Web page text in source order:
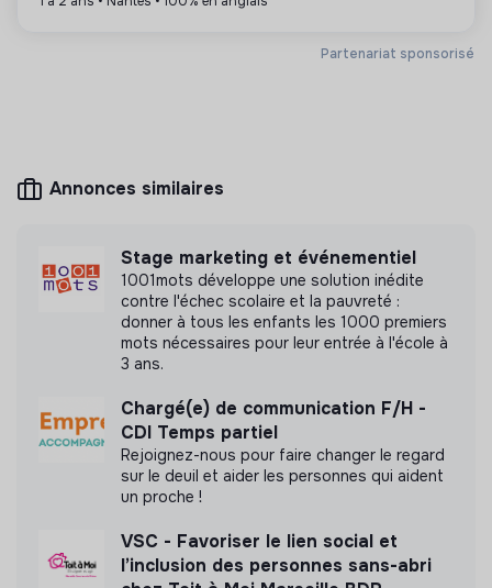
Économie circulaire
Mesure d'impact
Labels et certifications
Cette structure n'a pas souhaité nous
communiquer les labels ou certifications qu'elle a
pu obtenir.
Documents
Partenariat sponsorisé
Annonces similaires
Stage marketing et événementiel
1001mots développe une solution inédite
contre l'échec scolaire et la pauvreté :
donner à tous les enfants les 1000 premiers
mots nécessaires pour leur entrée à l'école à
3 ans.
Chargé(e) de communication F/H -
CDI Temps partiel
Rejoignez-nous pour faire changer le regard
sur le deuil et aider les personnes qui aident
un proche !
VSC - Favoriser le lien social et
l’inclusion des personnes sans-abri